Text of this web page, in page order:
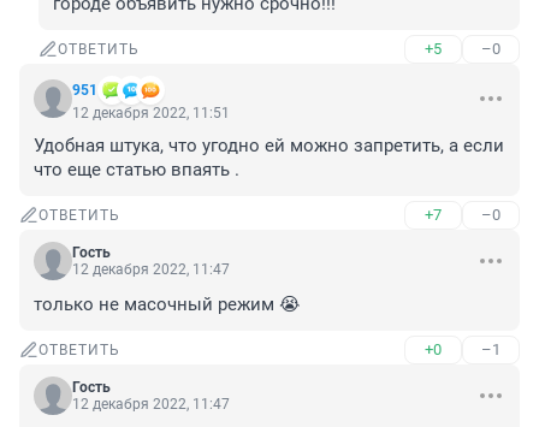
ОТВЕТИТЬ +5 –0
951
12 декабря 2022, 11:51
Удобная штука, что угодно ей можно запретить, а если
что еще статью впаять .
ОТВЕТИТЬ +7 –0
Гость
12 декабря 2022, 11:47
только не масочный режим 😭
ОТВЕТИТЬ +0 –1
Гость
12 декабря 2022, 11:47